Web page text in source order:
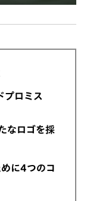
プロミス
なロゴを採
に4つのコ